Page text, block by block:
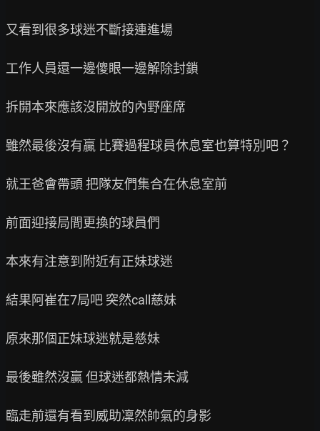
又看到很多球迷不斷接連進場
工作人員還一邊傻眼一邊解除封鎖
拆開本來應該沒開放的內野座席
雖然最後沒有贏 比賽過程球員休息室也算特別吧？
就王爸會帶頭 把隊友們集合在休息室前
前面迎接局間更換的球員們
本來有注意到附近有正妹球迷
結果阿崔在7局吧 突然call慈妹
原來那個正妹球迷就是慈妹
最後雖然沒贏 但球迷都熱情未減
臨走前還有看到威助凜然帥氣的身影